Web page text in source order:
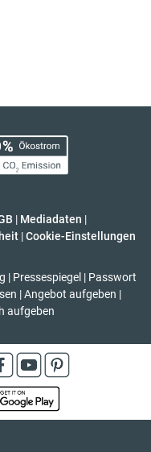
| Mediadaten |
| Cookie-Einstellungen
| Pressespiegel | Passwort
| Angebot aufgeben |
aufgeben